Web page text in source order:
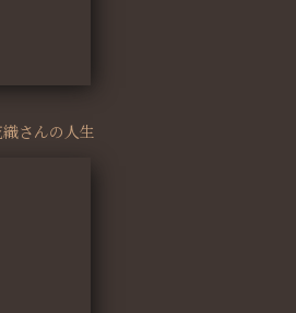
さんの人生